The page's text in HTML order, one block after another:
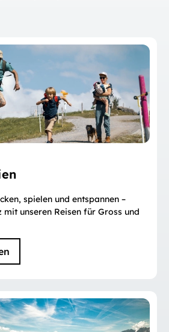
spielen und entspannen –
mit unseren Reisen für Gross und